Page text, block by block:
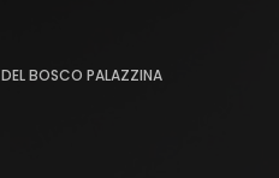
BOSCO PALAZZINA